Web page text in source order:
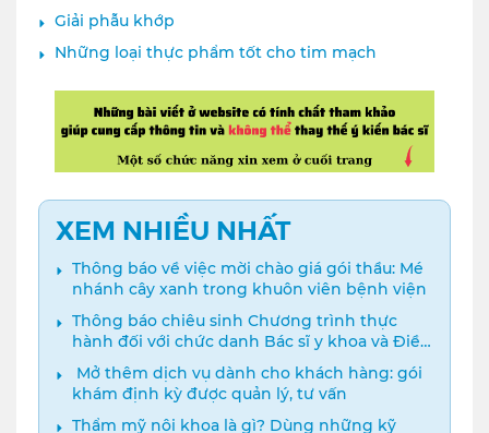
Giải phẫu khớp
Những loại thực phẩm tốt cho tim mạch
XEM NHIỀU NHẤT
Thông báo về việc mời chào giá gói thầu: Mé
nhánh cây xanh trong khuôn viên bệnh viện
Thông báo chiêu sinh Chương trình thực
hành đối với chức danh Bác sĩ y khoa và Điều
dưỡng năm 2024
️ Mở thêm dịch vụ dành cho khách hàng: gói
khám định kỳ được quản lý, tư vấn
Thẩm mỹ nội khoa là gì? Dùng những kỹ